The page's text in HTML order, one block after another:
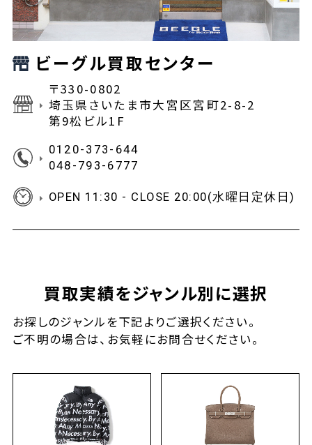
ビーグル買取センター
〒330-0802
埼玉県さいたま市大宮区宮町2-8-2
第9松ビル1F
0120-373-644
048-793-6777
OPEN 11:30 - CLOSE 20:00(水曜日定休日)
買取実績をジャンル別に選択
お探しのジャンルを下記よりご選択ください。
ご不明の場合は、お気軽にお問合せください。